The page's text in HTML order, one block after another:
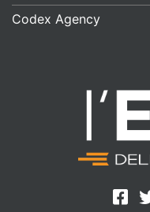
Codex Agency